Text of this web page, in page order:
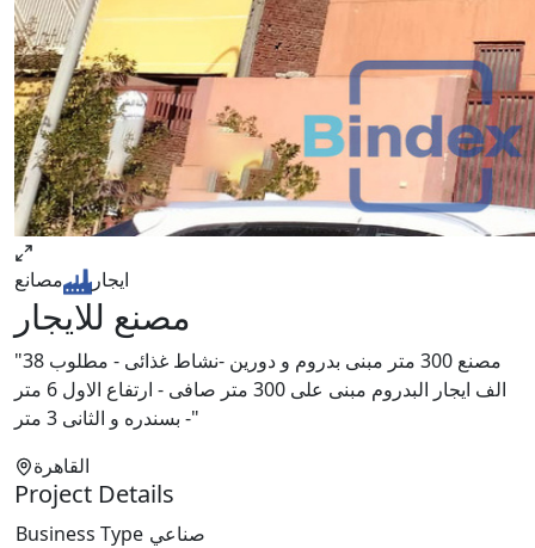
ايجار مصانع
مصنع للايجار
"مصنع 300 متر مبنى بدروم و دورين -نشاط غذائى - مطلوب 38
الف ايجار البدروم مبنى على 300 متر صافى - ارتفاع الاول 6 متر
بسندره و الثانى 3 متر -"
القاهرة
Project Details
Business Type صناعي